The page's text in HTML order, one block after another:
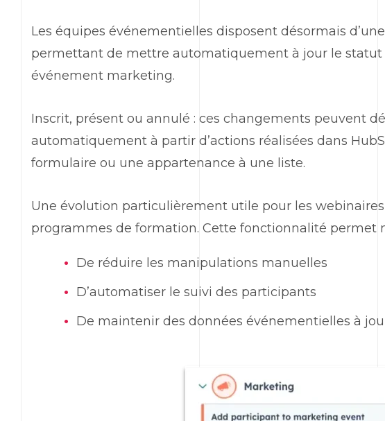
Les équipes événementielles disposent désormais
permettant de mettre automatiquement à jour le statut
événement marketing.
Inscrit, présent ou annulé : ces changements peuvent
automatiquement à partir d’actions réalisées dans
formulaire ou une appartenance à une liste.
Une évolution particulièrement utile pour les
programmes de formation. Cette fonctionnalité permet
De réduire les manipulations manuelles
D’automatiser le suivi des participants
De maintenir des données événementielles à